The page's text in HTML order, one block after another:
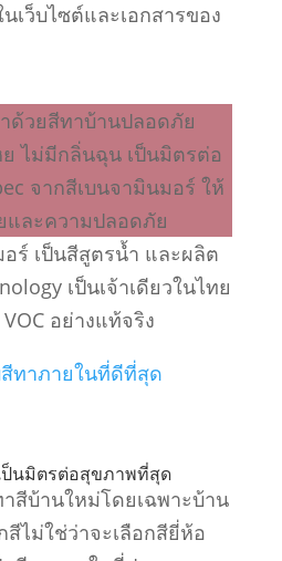
เว็บไซต์และเอกสารของ
ร์ เป็นสีสูตรน้ำ และผลิต
เป็นเจ้าเดียวในไทย
อย่างแท้จริง
ทาภายในที่ดีที่สุด
ป็นมิตรต่อสุขภาพที่สุด
สีบ้านใหม่โดยเฉพาะบ้าน
สีไม่ใช่ว่าจะเลือกสียี่ห้อ